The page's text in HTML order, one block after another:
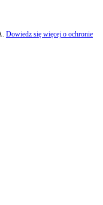
Dowiedz się więcej o ochronie